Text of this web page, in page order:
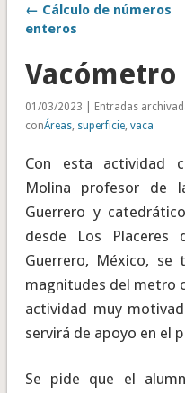
← Cálculo de números
enteros
Vacómetro
01/03/2023 | Entradas
conÁreas, superficie, vaca
Con esta actividad
Molina profesor de
Guerrero y
desde Los
Guerrero, México, se
magnitudes del metro
actividad muy
servirá de apoyo en el
Se pide que el